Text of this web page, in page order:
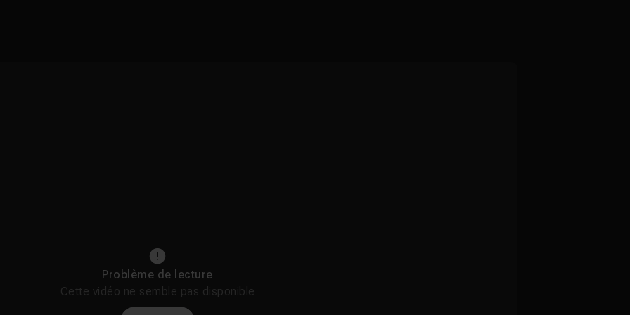
Problème de lecture
Cette vidéo ne semble pas disponible